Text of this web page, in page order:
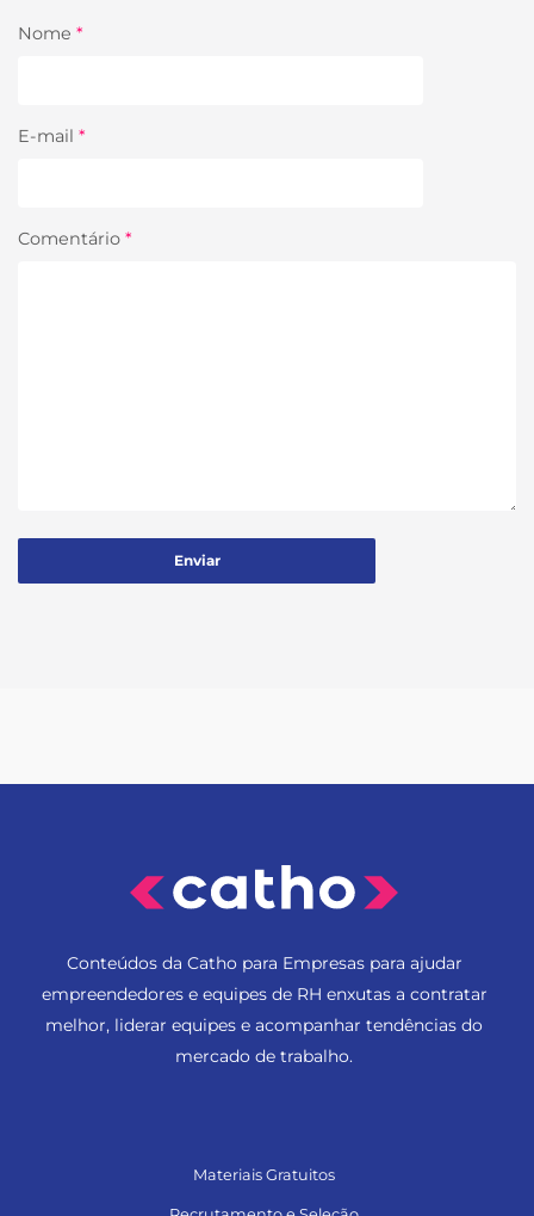
Nome *
E-mail *
Comentário *
Conteúdos da Catho para Empresas para ajudar
empreendedores e equipes de RH enxutas a contratar
melhor, liderar equipes e acompanhar tendências do
mercado de trabalho.
Materiais Gratuitos